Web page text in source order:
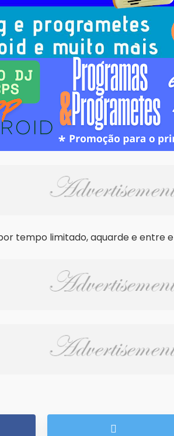
tempo limitado, aquarde e entre